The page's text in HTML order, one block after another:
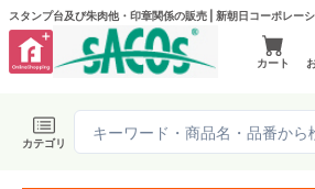
スタンプ台及び朱肉他・印章関係の販売 | 新朝日コーポレー
カート
カテゴリ